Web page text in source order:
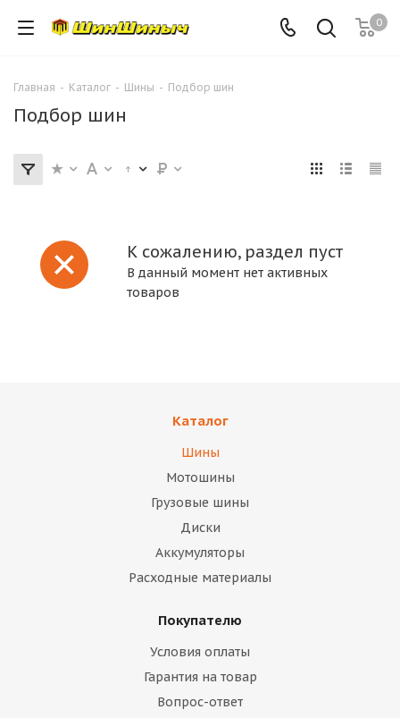
0
Главная - Каталог - Шины - Подбор шин
Подбор шин
К сожалению, раздел пуст
В данный момент нет активных
товаров
Каталог
Шины
Мотошины
Грузовые шины
Диски
Аккумуляторы
Расходные материалы
Покупателю
Условия оплаты
Гарантия на товар
Вопрос-ответ